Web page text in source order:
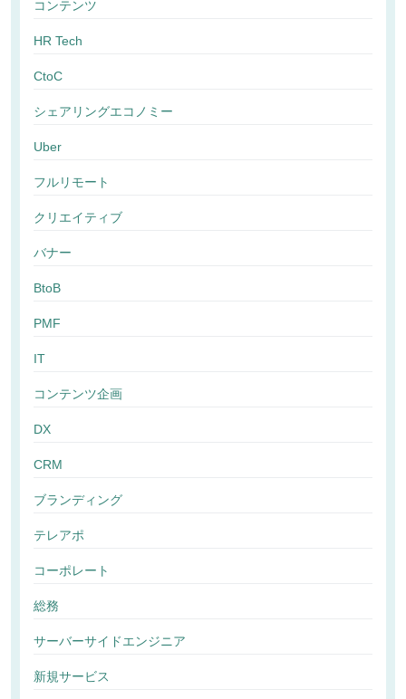
コンテンツ
HR Tech
CtoC
シェアリングエコノミー
Uber
フルリモート
クリエイティブ
バナー
BtoB
PMF
IT
コンテンツ企画
DX
CRM
ブランディング
テレアポ
コーポレート
総務
サーバーサイドエンジニア
新規サービス